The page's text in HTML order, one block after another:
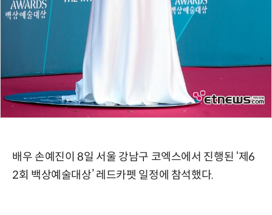
배우 손예진이 8일 서울 강남구 코엑스에서 진행된 ‘제6
2회 백상예술대상’ 레드카펫 일정에 참석했다.